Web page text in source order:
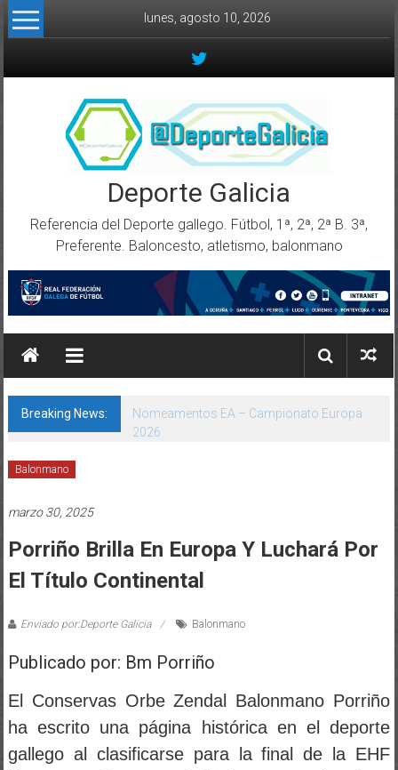
Skip to content
lunes, agosto 10, 2026
Deporte Galicia
Referencia del Deporte gallego. Fútbol, 1ª, 2ª, 2ª B. 3ª,
Preferente. Baloncesto, atletismo, balonmano
Breaking News:
Nomeamentos EA – Campionato Europa
2026
Balonmano
marzo 30, 2025
Porriño Brilla En Europa Y Luchará Por
El Título Continental
Enviado por:Deporte Galicia Balonmano
Publicado por: Bm Porriño
El Conservas Orbe Zendal Balonmano Porriño
ha escrito una página histórica en el deporte
gallego al clasificarse para la final de la EHF